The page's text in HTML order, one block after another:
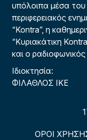
υπόλοιπα μέσα του
περιφερειακός
“Kontra”, η
“Κυριακάτικη
και ο
Ιδιοκτησία:
ΦΙΛΑΘΛΟΣ ΙΚΕ
ΟΡΟΙ